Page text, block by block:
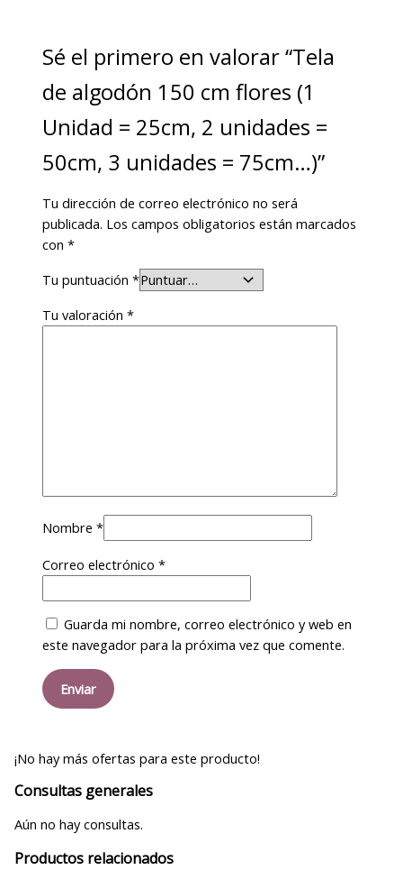
Sé el primero en valorar “Tela
de algodón 150 cm flores (1
Unidad = 25cm, 2 unidades =
50cm, 3 unidades = 75cm…)”
Tu dirección de correo electrónico no será
publicada. Los campos obligatorios están marcados
con*
Tu puntuación*
Tu valoración*
Nombre*
Correo electrónico*
Guarda mi nombre, correo electrónico y web en
este navegador para la próxima vez que comente.
¡No hay más ofertas para este producto!
Consultas generales
Aún no hay consultas.
Productos relacionados